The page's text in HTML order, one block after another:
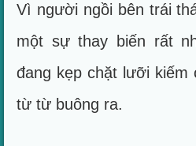
Vì người ngồi bên trái
một sự thay biến rất
đang kẹp chặt lưỡi kiếm
từ từ buông ra.